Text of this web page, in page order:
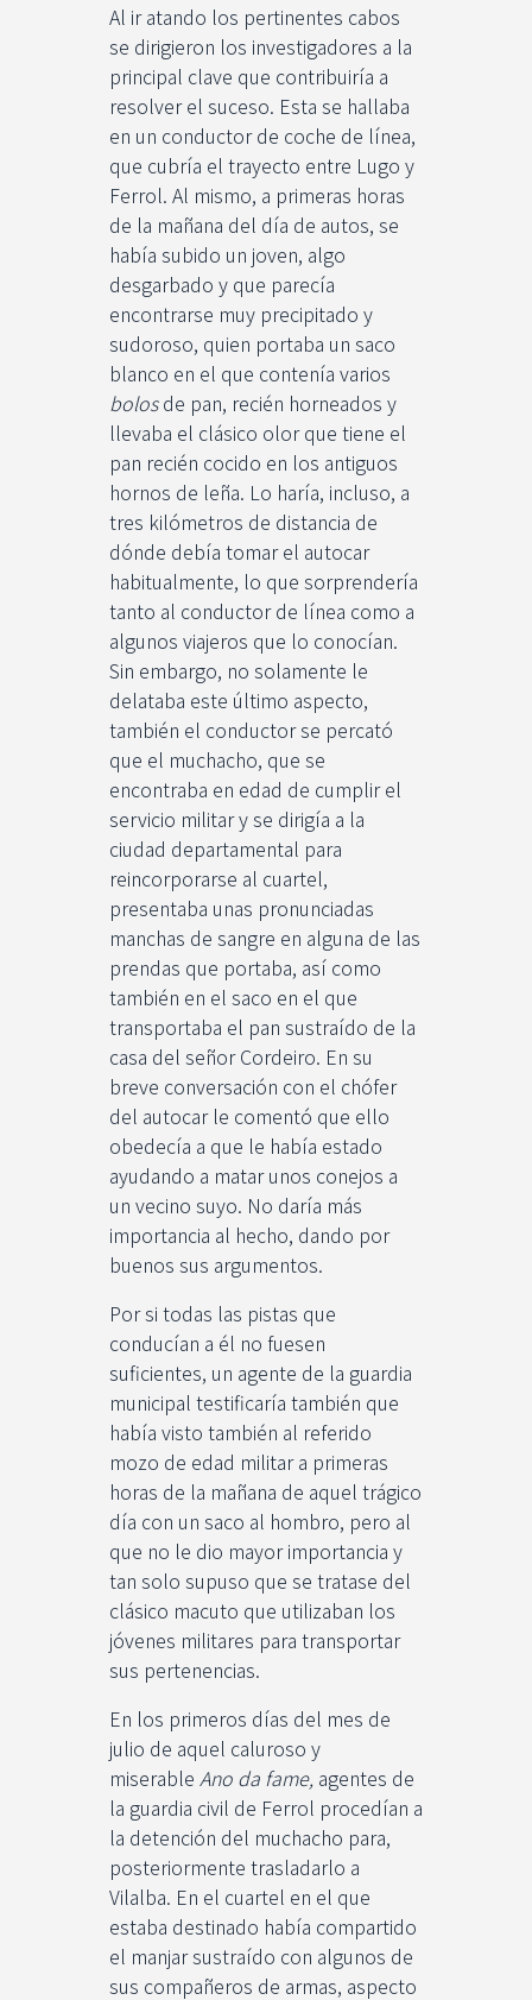
Al ir atando los pertinentes cabos
se dirigieron los investigadores a la
principal clave que contribuiría a
resolver el suceso. Esta se hallaba
en un conductor de coche de línea,
que cubría el trayecto entre Lugo y
Ferrol. Al mismo, a primeras horas
de la mañana del día de autos, se
había subido un joven, algo
desgarbado y que parecía
encontrarse muy precipitado y
sudoroso, quien portaba un saco
blanco en el que contenía varios
bolosde pan, recién horneados y
llevaba el clásico olor que tiene el
pan recién cocido en los antiguos
hornos de leña. Lo haría, incluso, a
tres kilómetros de distancia de
dónde debía tomar el autocar
habitualmente, lo que sorprendería
tanto al conductor de línea como a
algunos viajeros que lo conocían.
Sin embargo, no solamente le
delataba este último aspecto,
también el conductor se percató
que el muchacho, que se
encontraba en edad de cumplir el
servicio militar y se dirigía a la
ciudad departamental para
reincorporarse al cuartel,
presentaba unas pronunciadas
manchas de sangre en alguna de las
prendas que portaba, así como
también en el saco en el que
transportaba el pan sustraído de la
casa del señor Cordeiro. En su
breve conversación con el chófer
del autocar le comentó que ello
obedecía a que le había estado
ayudando a matar unos conejos a
un vecino suyo. No daría más
importancia al hecho, dando por
buenos sus argumentos.
Por si todas las pistas que
conducían a él no fuesen
suficientes, un agente de la guardia
municipal testificaría también que
había visto también al referido
mozo de edad militar a primeras
horas de la mañana de aquel trágico
día con un saco al hombro, pero al
que no le dio mayor importancia y
tan solo supuso que se tratase del
clásico macuto que utilizaban los
jóvenes militares para transportar
sus pertenencias.
En los primeros días del mes de
julio de aquel caluroso y
miserable Ano da fame, agentes de
la guardia civil de Ferrol procedían a
la detención del muchacho para,
posteriormente trasladarlo a
Vilalba. En el cuartel en el que
estaba destinado había compartido
el manjar sustraído con algunos de
sus compañeros de armas, aspecto